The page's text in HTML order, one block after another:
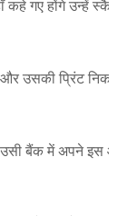
कहे गए होंगे उन्हें
और उसकी प्रिंट
बैंक में अपने इस